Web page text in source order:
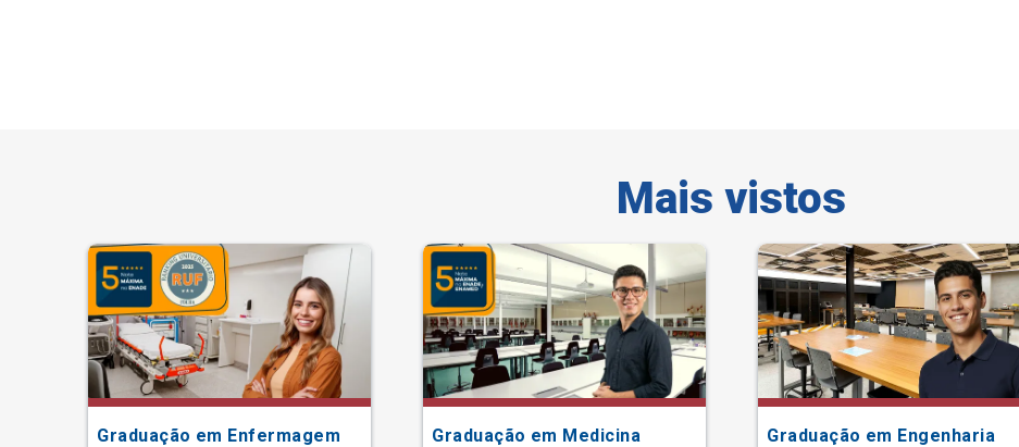
Mais vistos
Graduação em Enfermagem Graduação em Medicina
Graduação em Engenharia